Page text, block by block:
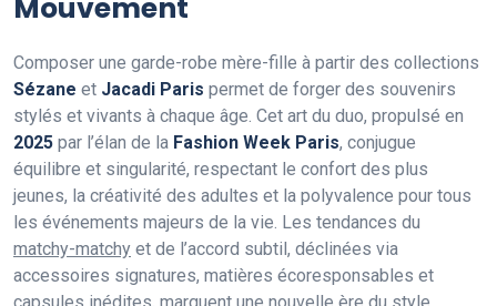
Mouvement
Composer une garde-robe mère-fille à partir des collections
Sézane et Jacadi Paris permet de forger des souvenirs
stylés et vivants à chaque âge. Cet art du duo, propulsé en
2025 par l’élan de la Fashion Week Paris, conjugue
équilibre et singularité, respectant le confort des plus
jeunes, la créativité des adultes et la polyvalence pour tous
les événements majeurs de la vie. Les tendances du
matchy-matchy et de l’accord subtil, déclinées via
accessoires signatures, matières écoresponsables et